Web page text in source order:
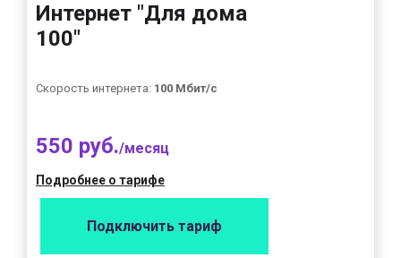
Интернет "Для дома
100"
Скорость интернета: 100 Мбит/с
550 руб./месяц
Подробнее о тарифе
Подключить тариф